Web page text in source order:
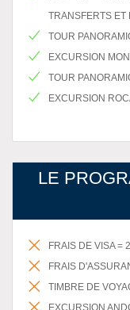
TRANSFERTS ET
TOUR
EXCURSION
TOUR
EXCURSION
LE
FRAIS DE VISA =
FRAIS
TIMBRE DE
EXCURSION